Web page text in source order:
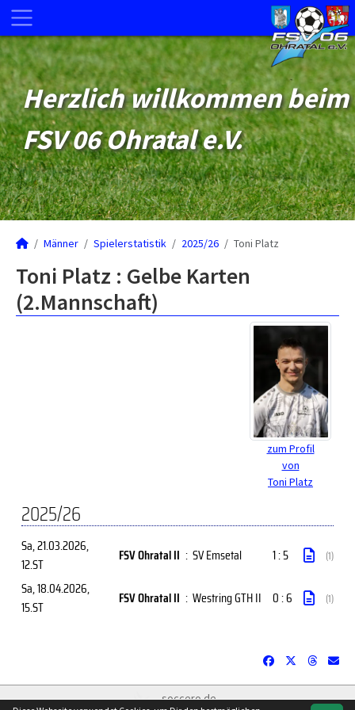
Herzlich willkommen beim
FSV 06 Ohratal e.V.
Männer Spielerstatistik 2025/26 Toni Platz
Toni Platz : Gelbe Karten
(2.Mannschaft)
zum Profil
von
Toni Platz
2025/26
Sa, 21.03.2026,
12.ST
FSV Ohratal II : SV Emsetal 1 : 5 (1)
Sa, 18.04.2026,
15.ST
FSV Ohratal II : Westring GTH II 0 : 6 (1)
soccero.de